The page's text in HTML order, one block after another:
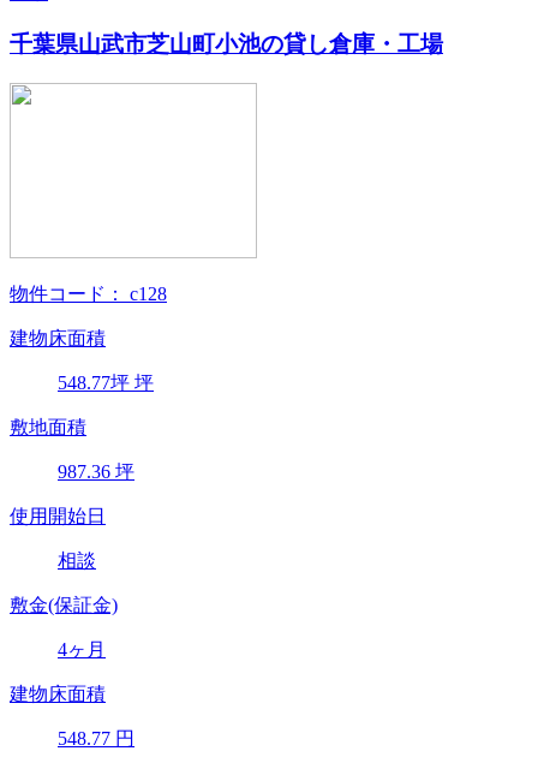
千葉県山武市芝山町小池の貸し倉庫・工場
物件コード： c128
建物床面積
548.77坪 坪
敷地面積
987.36 坪
使用開始日
相談
敷金(保証金)
4ヶ月
建物床面積
548.77 円